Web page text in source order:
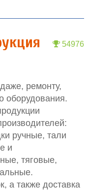
54976
ремонту,
оборудования.
ручные, тали
и
тяговые,
а также доставка